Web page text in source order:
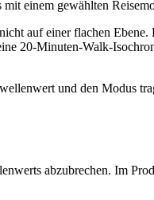
einem gewählten
auf einer flachen
20-Minuten-Walk-
und den Modus
abzubrechen. Im